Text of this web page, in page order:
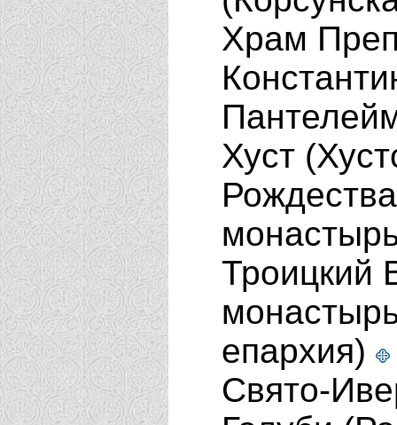
Храм
Хуст
Троицкий
епархия)
Свято-